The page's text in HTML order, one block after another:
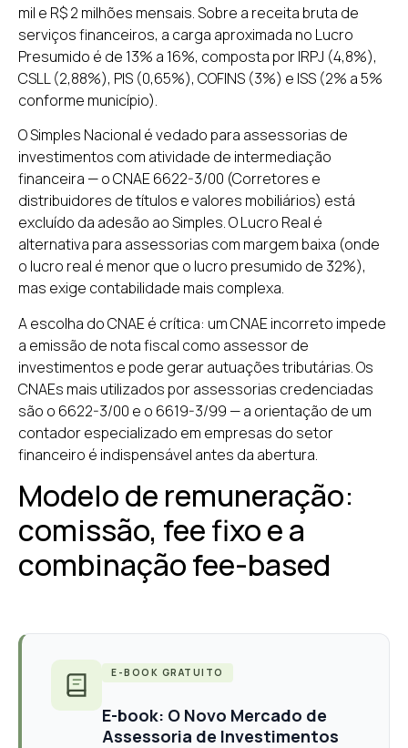
mil e R$ 2 milhões mensais. Sobre a receita bruta de
serviços financeiros, a carga aproximada no Lucro
Presumido é de 13% a 16%, composta por IRPJ (4,8%),
CSLL (2,88%), PIS (0,65%), COFINS (3%) e ISS (2% a 5%
conforme município).
O Simples Nacional é vedado para assessorias de
investimentos com atividade de intermediação
financeira — o CNAE 6622-3/00 (Corretores e
distribuidores de títulos e valores mobiliários) está
excluído da adesão ao Simples. O Lucro Real é
alternativa para assessorias com margem baixa (onde
o lucro real é menor que o lucro presumido de 32%),
mas exige contabilidade mais complexa.
A escolha do CNAE é crítica: um CNAE incorreto impede
a emissão de nota fiscal como assessor de
investimentos e pode gerar autuações tributárias. Os
CNAEs mais utilizados por assessorias credenciadas
são o 6622-3/00 e o 6619-3/99 — a orientação de um
contador especializado em empresas do setor
financeiro é indispensável antes da abertura.
Modelo de remuneração:
comissão, fee fixo e a
combinação fee-based
E-BOOK GRATUITO
E-book: O Novo Mercado de
Assessoria de Investimentos